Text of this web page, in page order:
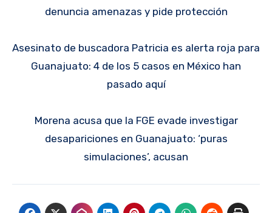
denuncia amenazas y pide protección
Asesinato de buscadora Patricia es alerta roja para
Guanajuato: 4 de los 5 casos en México han
pasado aquí
Morena acusa que la FGE evade investigar
desapariciones en Guanajuato: ‘puras
simulaciones’, acusan